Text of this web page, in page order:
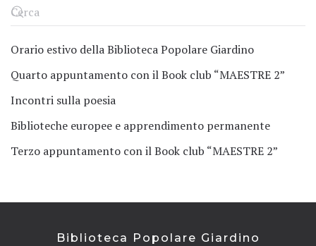
Orario estivo della Biblioteca Popolare Giardino
Quarto appuntamento con il Book club “MAESTRE 2”
Incontri sulla poesia
Biblioteche europee e apprendimento permanente
Terzo appuntamento con il Book club “MAESTRE 2”
Biblioteca Popolare Giardino